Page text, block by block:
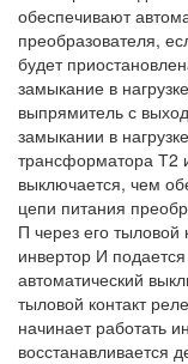
обеспечивают
преобразователя,
будет
замыкание в
выпрямитель с
замыкании в
трансформатора Т2
выключается, чем
цепи питания
П через его тыловой
инвертор И
автоматический
тыловой контакт
начинает работать
восстанавливается